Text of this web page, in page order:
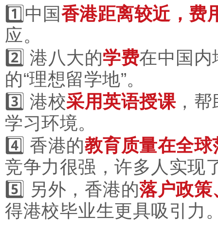
1️⃣中国香港距离较近，费
应。
2️⃣ 港八大的学费在中国内
的“理想留学地”。
3️⃣ 港校采用英语授课，帮
学习环境。
4️⃣ 香港的教育质量在全
竞争力很强，许多人实现
5️⃣ 另外，香港的落户政
得港校毕业生更具吸引力